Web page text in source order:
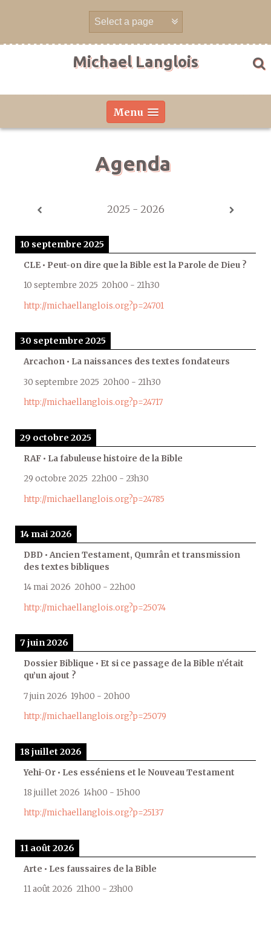
Michael Langlois
Menu
Agenda
2025 - 2026
10 septembre 2025
CLE • Peut-on dire que la Bible est la Parole de Dieu ?
10 septembre 2025 20h00 - 21h30
http://michaellanglois.org?p=24701
30 septembre 2025
Arcachon • La naissances des textes fondateurs
30 septembre 2025 20h00 - 21h30
http://michaellanglois.org?p=24717
29 octobre 2025
RAF • La fabuleuse histoire de la Bible
29 octobre 2025 22h00 - 23h30
http://michaellanglois.org?p=24785
14 mai 2026
DBD • Ancien Testament, Qumrân et transmission
des textes bibliques
14 mai 2026 20h00 - 22h00
http://michaellanglois.org?p=25074
7 juin 2026
Dossier Biblique • Et si ce passage de la Bible n’était
qu’un ajout ?
7 juin 2026 19h00 - 20h00
http://michaellanglois.org?p=25079
18 juillet 2026
Yehi-Or • Les esséniens et le Nouveau Testament
18 juillet 2026 14h00 - 15h00
http://michaellanglois.org?p=25137
11 août 2026
Arte • Les faussaires de la Bible
11 août 2026 21h00 - 23h00